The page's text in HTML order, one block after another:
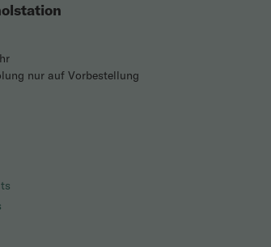
nur auf Vorbestellung